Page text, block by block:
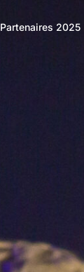
Partenaires 2025